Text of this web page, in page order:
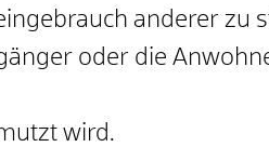
anderer zu
oder die
wird.